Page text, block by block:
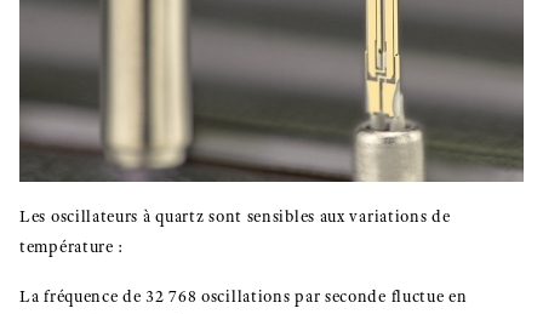
Les oscillateurs à quartz sont sensibles aux variations de
température :
La fréquence de 32 768 oscillations par seconde fluctue en